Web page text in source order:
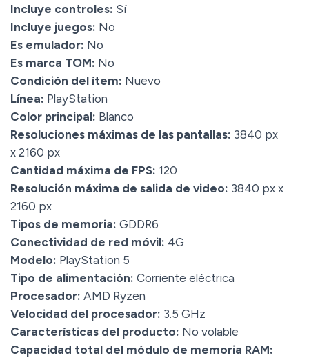
Incluye controles: Sí
Incluye juegos: No
Es emulador: No
Es marca TOM: No
Condición del ítem: Nuevo
Línea: PlayStation
Color principal: Blanco
Resoluciones máximas de las pantallas: 3840 px
x 2160 px
Cantidad máxima de FPS: 120
Resolución máxima de salida de video: 3840 px x
2160 px
Tipos de memoria: GDDR6
Conectividad de red móvil: 4G
Modelo: PlayStation 5
Tipo de alimentación: Corriente eléctrica
Procesador: AMD Ryzen
Velocidad del procesador: 3.5 GHz
Características del producto: No volable
Capacidad total del módulo de memoria RAM: